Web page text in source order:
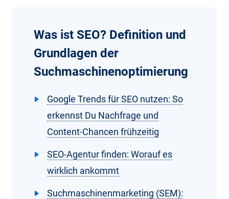
Was ist SEO? Definition und
Grundlagen der
Suchmaschinenoptimierung
Google Trends für SEO nutzen: So
erkennst Du Nachfrage und
Content-Chancen frühzeitig
SEO-Agentur finden: Worauf es
wirklich ankommt
Suchmaschinenmarketing (SEM):